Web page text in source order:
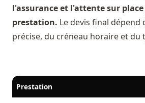
l'assurance et l'attente sur
prestation. Le devis final dépend
précise, du créneau horaire et du
Prestation